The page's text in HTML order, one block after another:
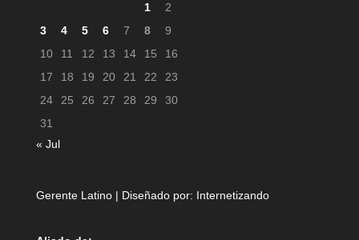
1
2
3
4 5 6 7 8
9
10
11 12 13 14 15
16
17
18 19 20 21 22
23
24
25 26 27 28 29
30
31
« Jul
Gerente Latino | Diseñado por: Internetizando